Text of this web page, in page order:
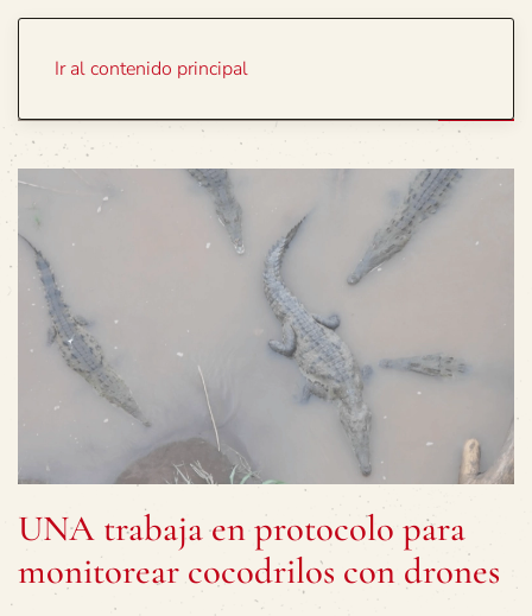
Ir al contenido principal
UNA trabaja en protocolo para
monitorear cocodrilos con drones